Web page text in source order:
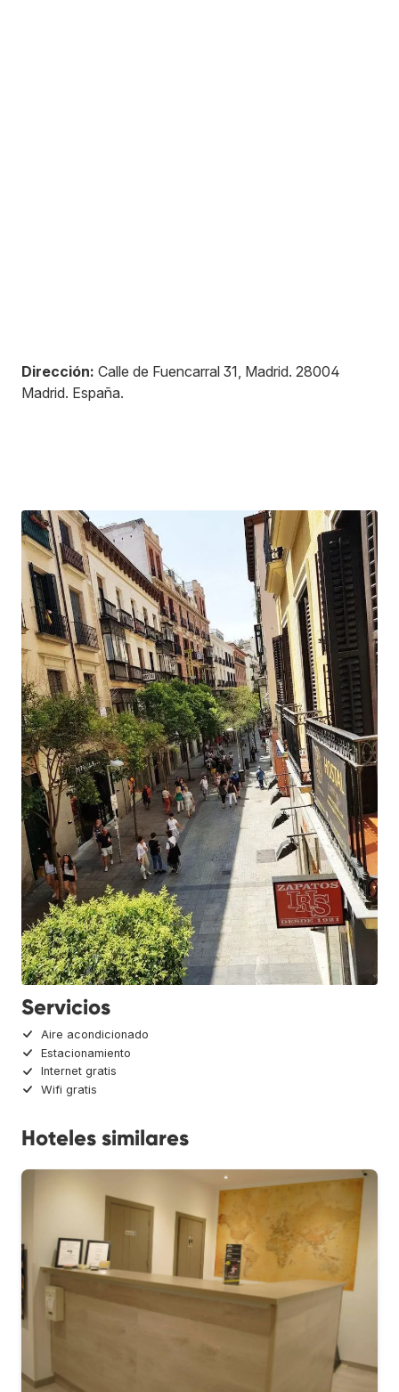
Dirección: Calle de Fuencarral 31, Madrid. 28004
Madrid. España.
Servicios
Aire acondicionado
Estacionamiento
Internet gratis
Wifi gratis
Hoteles similares